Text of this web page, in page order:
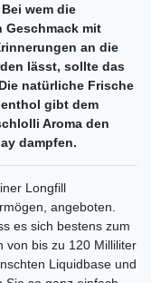
wem die
Geschmack mit
an die
lässt, sollte das
natürliche Frische
gibt dem
Aroma den
dampfen.
Longfill
angeboten.
es sich bestens zum
von bis zu 120 Milliliter
Liquidbase und